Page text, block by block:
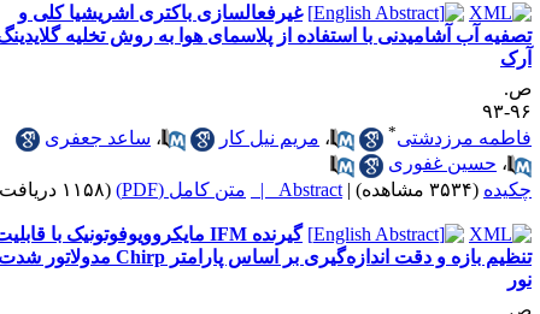
غیرفعالسازی باکتری اشریشیا کلی و
آب آشامیدنی با استفاده از پلاسمای هوا به روش تخلیه گلایدینگ
۹۳
مرزدشتی
،مریم نیل کار ،ساعد جعفری
،حسین غفوری
(۳۵۳۴ مشاهده) |
Abstract | متن کامل (PDF) (۱۱۵۸ دریافت)
گیرنده IFM مایکروویوفوتونیک با قابلیت
تنظیم بازه و دقت اندازه‌گیری بر اساس پارامتر Chirp مدولاتور شدت